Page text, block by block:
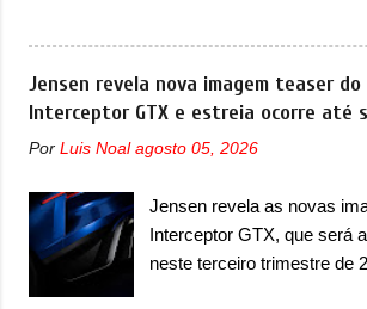
novo motor elétrico.
também chamado de
uma melhoria de eficiência
12 elementos de hardware.
elétrico, controlador de
LBMS, VCU, TMS, controle
carga e gateway de
mais quatro recursos de
Rezvani apresentou as
teaser de um novo
oferecer aos seus
Dune, um cupê
esportivos recentemente
Huracán Sterrato. E o
grande parte no
Baseado no Huracán, o
Jensen revela nova imagem teaser do
Interceptor GTX e estreia ocorre até
Por Luis Noal agosto 05, 2026
Jensen revela as novas
Interceptor GTX, que será
neste terceiro trimestre de